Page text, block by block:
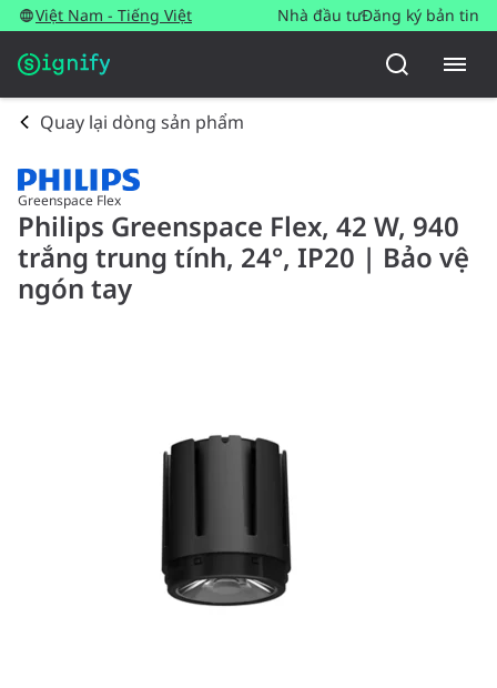
Việt Nam - Tiếng Việt Nhà đầu tưĐăng ký bản tin
Quay lại dòng sản phẩm
Greenspace Flex
Philips Greenspace Flex, 42 W, 940
trắng trung tính, 24°, IP20 | Bảo vệ
ngón tay